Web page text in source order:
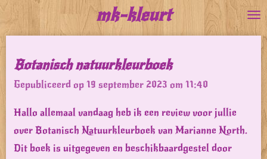
direct
de
hoofdinhoud
mk-kleurt
Botanisch natuurkleurboek
Gepubliceerd op 19 september 2023 om 11:40
Hallo allemaal vandaag heb ik een review voor jullie
over Botanisch Natuurkleurboek van Marianne North.
Dit boek is uitgegeven en beschikbaardgestel door